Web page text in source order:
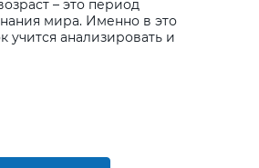
– это период
мира. Именно в это
учится анализировать и